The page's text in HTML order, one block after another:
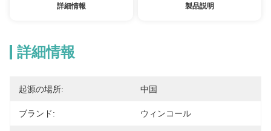
詳細情報 製品説明
詳細情報
起源の場所: 中国
ブランド: ウィンコール